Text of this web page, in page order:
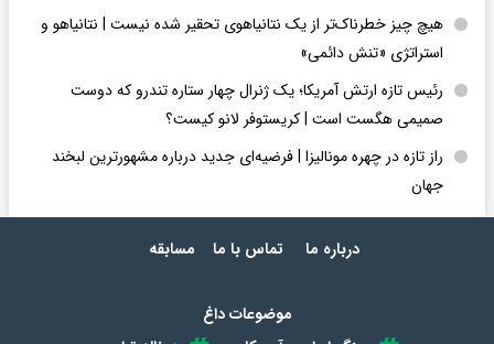
هیچ چیز خطرناک‌تر از یک نتانیاهوی تحقیر شده نیست | نتانیاهو و
استراتژی «تنش دائمی»
رئیس تازه ارتش آمریکا؛ یک ژنرال چهار ستاره تندرو که دوست
صمیمی هگست است | کریستوفر لانو کیست؟
راز تازه در چهره مونالیزا | فرضیه‌ای جدید درباره مشهورترین لبخند
جهان
درباره ما تماس با ما مسابقه
موضوعات داغ